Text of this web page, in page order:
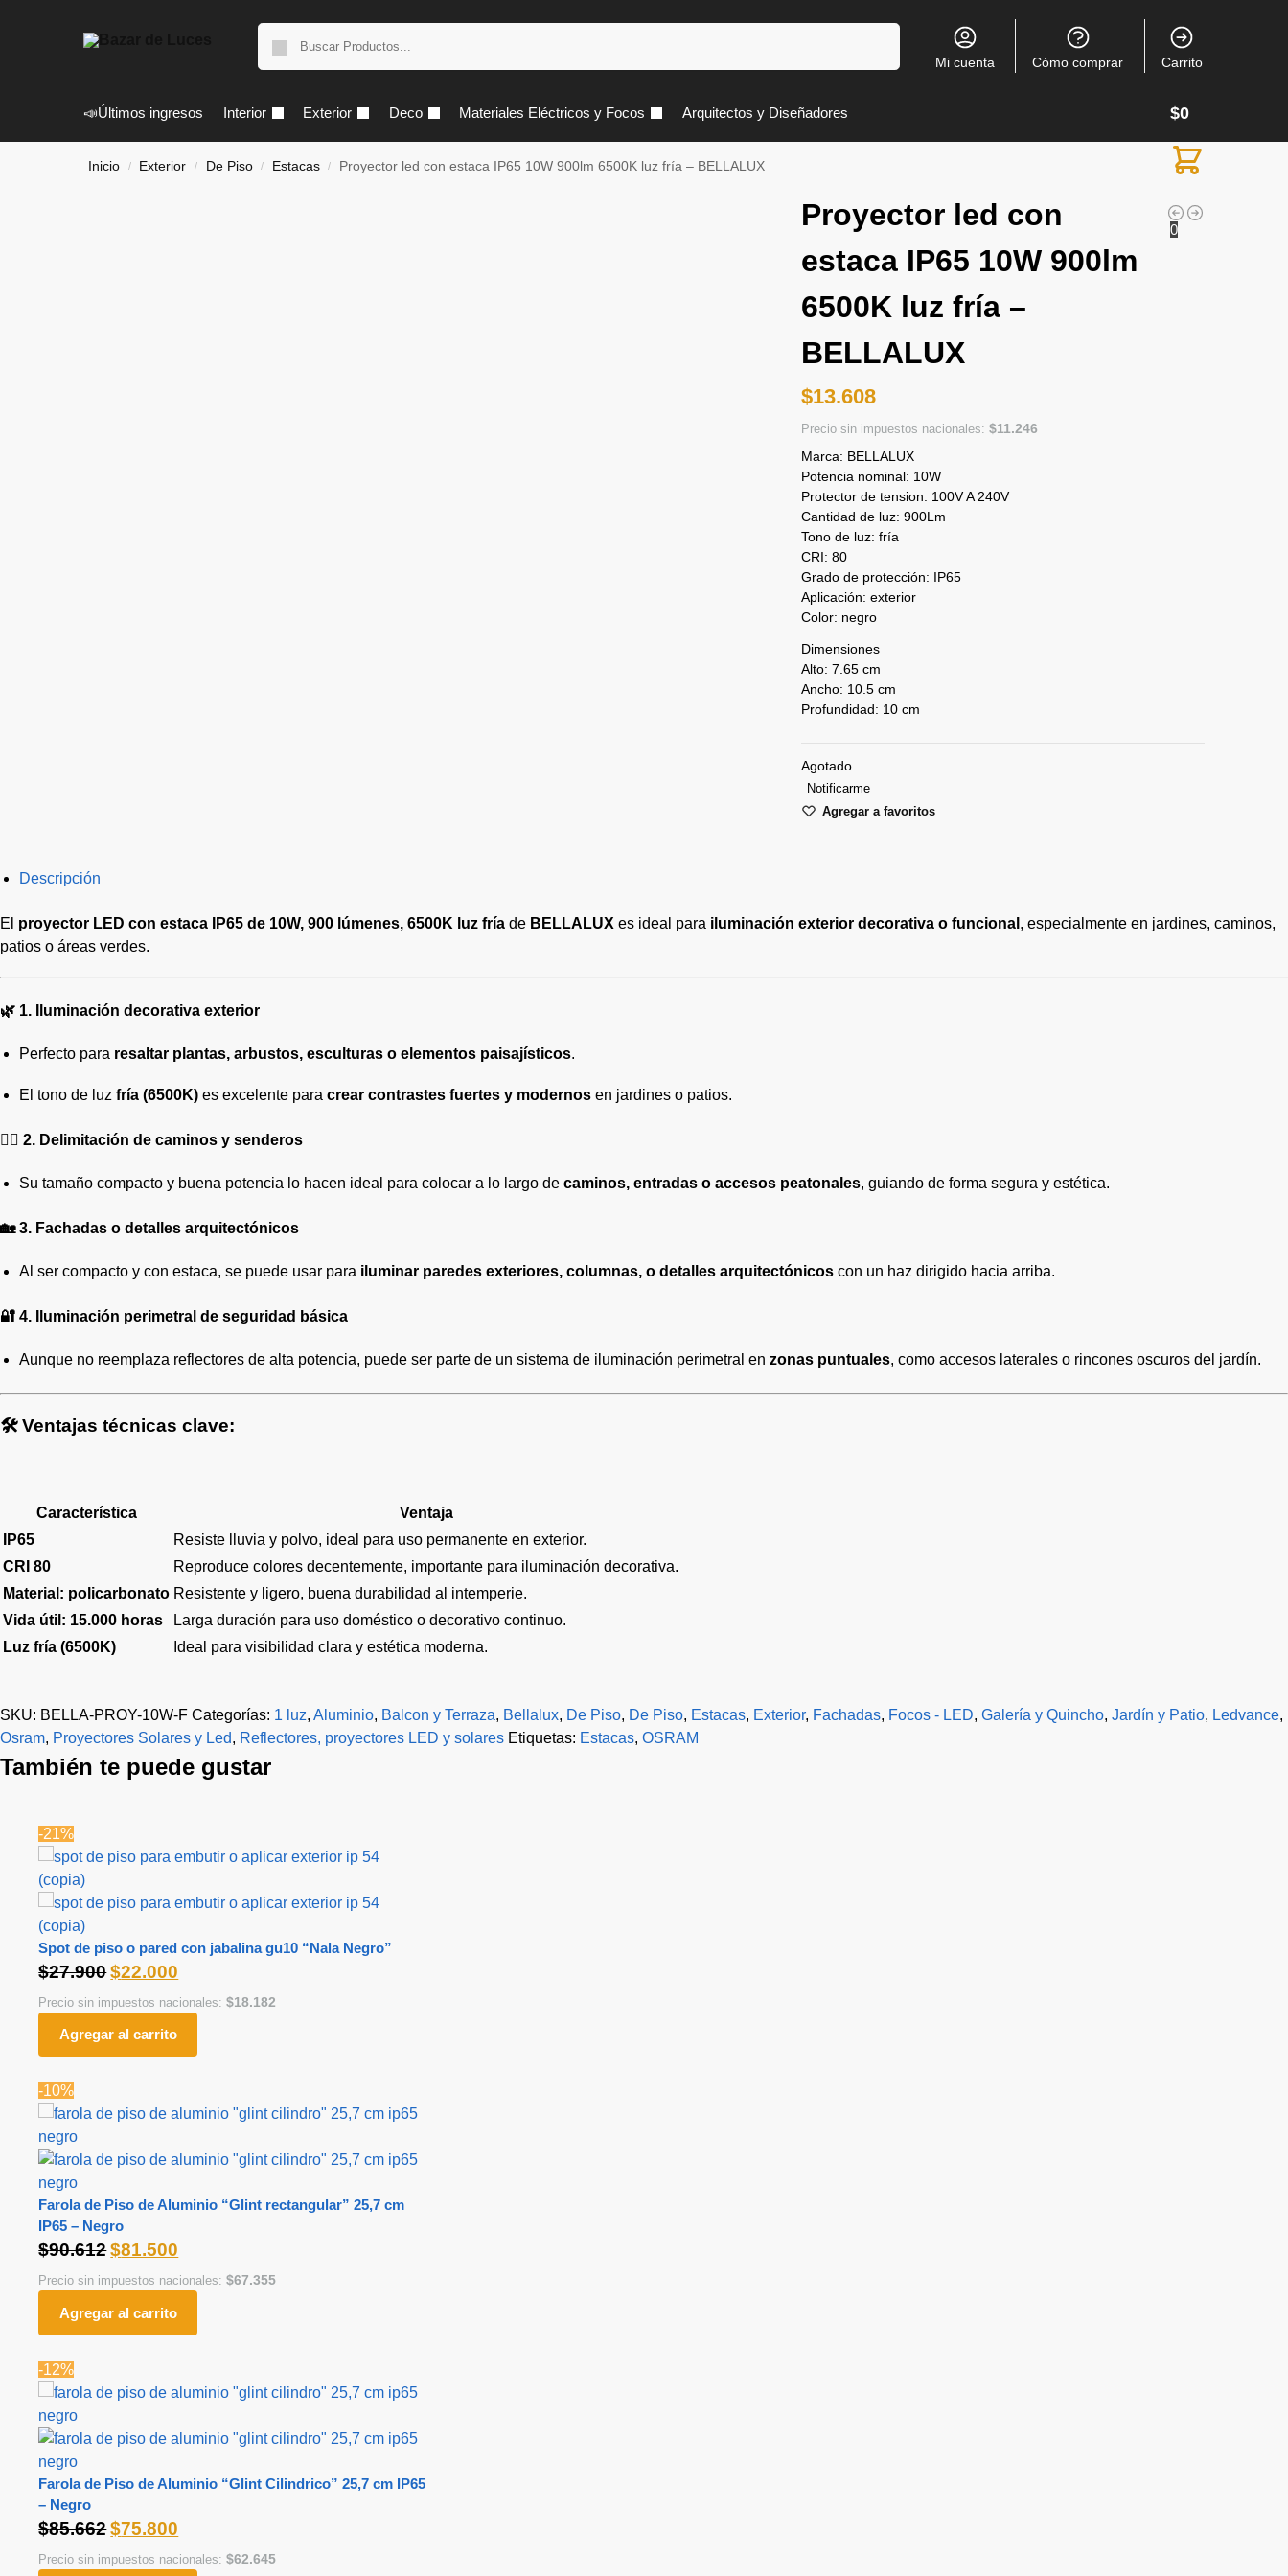
Mi cuenta Cómo comprar Carrito
📣Últimos ingresos Interior Exterior Deco Materiales Eléctricos y Focos Arquitectos y Diseñadores $0
0
Inicio / Exterior / De Piso / Estacas / Proyector led con estaca IP65 10W 900lm 6500K luz fría – BELLALUX
Proyector led con
estaca IP65 10W 900lm
6500K luz fría –
BELLALUX
$13.608
Precio sin impuestos nacionales: $11.246
Marca: BELLALUX
Potencia nominal: 10W
Protector de tension: 100V A 240V
Cantidad de luz: 900Lm
Tono de luz: fría
CRI: 80
Grado de protección: IP65
Aplicación: exterior
Color: negro
Dimensiones
Alto: 7.65 cm
Ancho: 10.5 cm
Profundidad: 10 cm
Agotado
Notificarme
Agregar a favoritos
Descripción
El proyector LED con estaca IP65 de 10W, 900 lúmenes, 6500K luz fría de BELLALUX es ideal para iluminación exterior decorativa o funcional , especialmente en jardines, caminos,
patios o áreas verdes.
🌿 1. Iluminación decorativa exterior
Perfecto para resaltar plantas, arbustos, esculturas o elementos paisajísticos.
El tono de luz fría (6500K) es excelente para crear contrastes fuertes y modernos en jardines o patios.
🚶‍♂️ 2. Delimitación de caminos y senderos
Su tamaño compacto y buena potencia lo hacen ideal para colocar a lo largo de caminos, entradas o accesos peatonales, guiando de forma segura y estética.
🏡3. Fachadas o detalles arquitectónicos
Al ser compacto y con estaca, se puede usar para iluminar paredes exteriores, columnas, o detalles arquitectónicos con un haz dirigido hacia arriba.
🔐 4. Iluminación perimetral de seguridad básica
Aunque no reemplaza reflectores de alta potencia, puede ser parte de un sistema de iluminación perimetral en zonas puntuales, como accesos laterales o rincones oscuros del jardín.
🛠️Ventajas técnicas clave:
Característica
Ventaja
IP65
Resiste lluvia y polvo, ideal para uso permanente en exterior.
CRI 80
Reproduce colores decentemente, importante para iluminación decorativa.
Material: policarbonato Resistente y ligero, buena durabilidad al intemperie.
Vida útil: 15.000 horas
Larga duración para uso doméstico o decorativo continuo.
Luz fría (6500K)
Ideal para visibilidad clara y estética moderna.
SKU: BELLA-PROY-10W-F Categorías: 1 luz, Aluminio, Balcon y Terraza, Bellalux, De Piso, De Piso, Estacas, Exterior, Fachadas, Focos - LED, Galería y Quincho, Jardín y Patio, Ledvance,
Osram, Proyectores Solares y Led, Reflectores, proyectores LED y solares Etiquetas: Estacas, OSRAM
También te puede gustar
-21%
Spot de piso o pared con jabalina gu10 “Nala Negro”
$27.900$22.000
Precio sin impuestos nacionales:$18.182
Agregar al carrito
-10%
Farola de Piso de Aluminio “Glint rectangular” 25,7 cm
IP65 – Negro
$90.612$81.500
Precio sin impuestos nacionales:$67.355
Agregar al carrito
-12%
Farola de Piso de Aluminio “Glint Cilindrico” 25,7 cm IP65
– Negro
$85.662$75.800
Precio sin impuestos nacionales:$62.645